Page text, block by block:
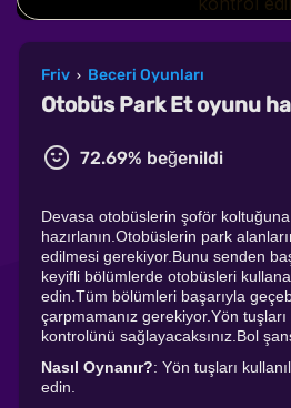
Friv › Beceri Oyunları
Otobüs Park Et oyunu
72.69% beğenildi
Devasa otobüslerin şoför
hazırlanın.Otobüslerin park
edilmesi gerekiyor.Bunu senden
keyifli bölümlerde otobüsleri
edin.Tüm bölümleri başarıyla
çarpmamanız gerekiyor.Yön tuşları
kontrolünü sağlayacaksınız.Bol
Nasıl Oynanır?: Yön tuşları
edin.